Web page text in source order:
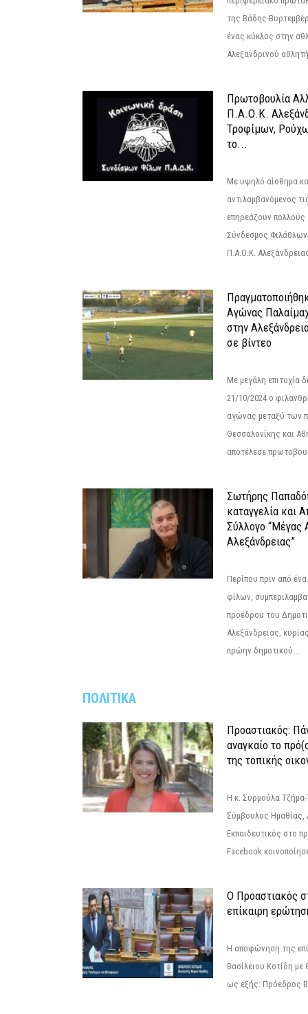
της Βάδης-
ένας κύκλος στην
Αλεξανδρινού
Πρωτοβουλία
Π.Α.Ο.Κ.
Τροφίμων,
το...
Με υψηλό αίσθημα
αντιλαμβανόμενος
επηρεάζουν πολλούς
Σύνδεσμος
Π.Α.Ο.Κ.
Αγώνας
στην
σε βίντεο
Με μεγάλη επιτυχία
21/10/2024 ο
αγώνας μεταξύ των
Θεσσαλονίκης και
αποτέλεσε
Σωτήρης
καταγγελία και
Σύλλογο “Μέγας
Αλεξάνδρειας”
Περίπου πριν από
φίλων,
προέδρου του
Αλεξάνδρειας,
πρώην δημοτικού...
ΠΟΛΙΤΙΚΑ
Προαστιακός:
αναγκαίο το
της τοπικής
Η κ. Συρμούλα
Σύμβουλος Ημαθίας,
Εκπαιδευτικός στο
Facebook
Ο Προαστιακός
επίκαιρη
Η αποφώνηση της
Βασίλειου Κοτίδη με
ως εξής: Πρόεδρος